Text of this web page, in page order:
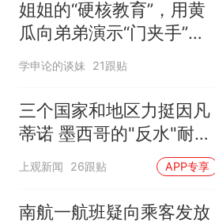
姐姐的“硬核教育”，用黄
瓜向弟弟演示“门夹手”，
网友：果然言传不如身
学申论的谈妹 21跟贴
三个国家和地区力挺因凡
蒂诺 墨西哥的"反水"耐人
寻味
上观新闻 26跟贴 APP专享
南航一航班疑向乘客发放